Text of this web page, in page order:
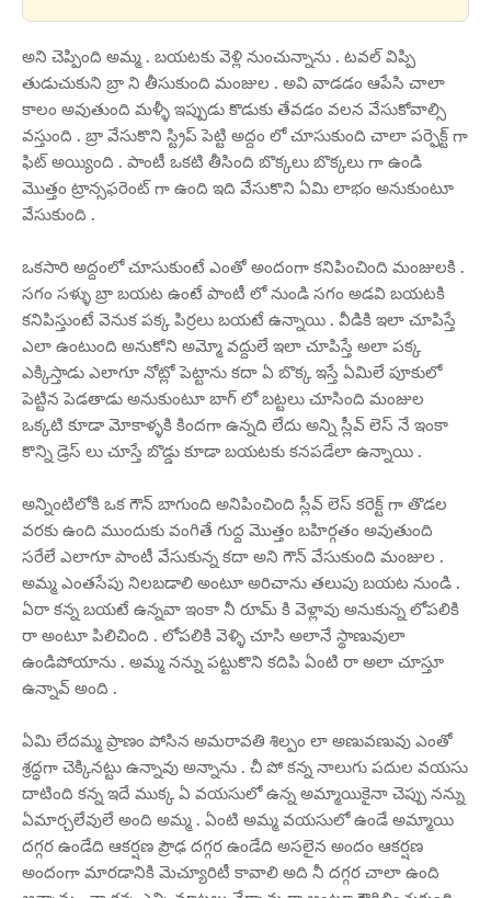
అని చెప్పింది అమ్మ . బయటకు వెళ్లి నుంచున్నాను . టవల్ విప్పి
తుడుచుకుని బ్రా ని తీసుకుంది మంజుల . అవి వాడడం ఆపేసి చాలా
కాలం అవుతుంది మళ్ళీ ఇప్పుడు కొడుకు తేవడం వలన వేసుకోవాల్సి
వస్తుంది . బ్రా వేసుకొని స్ట్రిప్ పెట్టి అద్దం లో చూసుకుంది చాలా పర్ఫెక్ట్ గా
ఫిట్ అయ్యింది . పాంటీ ఒకటి తీసింది బొక్కలు బొక్కలు గా ఉండి
మొత్తం ట్రాన్సఫరెంట్ గా ఉంది ఇది వేసుకొని ఏమి లాభం అనుకుంటూ
వేసుకుంది .
ఒకసారి అద్దంలో చూసుకుంటే ఎంతో అందంగా కనిపించింది మంజులకి .
సగం సళ్ళు బ్రా బయట ఉంటే పాంటీ లో నుండి సగం అడవి బయటకి
కనిపిస్తుంటే వెనుక పక్క పిర్రలు బయటే ఉన్నాయి . వీడికి ఇలా చూపిస్తే
ఎలా ఉంటుంది అనుకోని అమ్మో వద్దులే ఇలా చూపిస్తే అలా పక్క
ఎక్కిస్తాడు ఎలాగూ నోట్లో పెట్టాను కదా ఏ బొక్క ఇస్తే ఏమిలే పూకులో
పెట్టిన పెడతాడు అనుకుంటూ బాగ్ లో బట్టలు చూసింది మంజుల
ఒక్కటి కూడా మోకాళ్ళకి కిందగా ఉన్నది లేదు అన్ని స్లీవ్ లెస్ నే ఇంకా
కొన్ని డ్రెస్ లు చూస్తే బొడ్డు కూడా బయటకు కనపడేలా ఉన్నాయి .
అన్నింటిలోకి ఒక గౌన్ బాగుంది అనిపించింది స్లీవ్ లెస్ కరెక్ట్ గా తొడల
వరకు ఉంది ముందుకు వంగితే గుద్ద మొత్తం బహిర్గతం అవుతుంది
సరేలే ఎలాగూ పాంటీ వేసుకున్న కదా అని గౌన్ వేసుకుంది మంజుల .
అమ్మ ఎంతసేపు నిలబడాలి అంటూ అరిచాను తలుపు బయట నుండి .
ఏరా కన్న బయటే ఉన్నవా ఇంకా నీ రూమ్ కి వెళ్లావు అనుకున్న లోపలికి
రా అంటూ పిలిచింది . లోపలికి వెళ్ళి చూసి అలానే స్థాణువులా
ఉండిపోయాను . అమ్మ నన్ను పట్టుకొని కదిపి ఏంటి రా అలా చూస్తూ
ఉన్నావ్ అంది .
ఏమి లేదమ్మ ప్రాణం పోసిన అమరావతి శిల్పం లా అణువణువు ఎంతో
శ్రద్ధగా చెక్కినట్టు ఉన్నావు అన్నాను . చీ పో కన్న నాలుగు పదుల వయసు
దాటింది కన్న ఇదే ముక్క ఏ వయసులో ఉన్న అమ్మాయికైనా చెప్పు నన్ను
ఏమార్చలేవులే అంది అమ్మ . ఏంటి అమ్మ వయసులో ఉండే అమ్మాయి
దగ్గర ఉండేది ఆకర్షణ ప్రౌఢ దగ్గర ఉండేది అసలైన అందం ఆకర్షణ
అందంగా మారడానికి మెచ్యూరిటీ కావాలి అది నీ దగ్గర చాలా ఉంది